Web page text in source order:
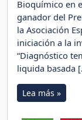
Bioquímico en
ganador del
la Asociación
iniciación a la
“Diagnóstico
liquida basada
Lea más »